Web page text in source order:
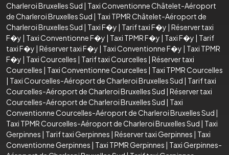
Charleroi Bruxelles Sud | Taxi Conventionne Châtelet-Aéroport
de Charleroi Bruxelles Sud | Taxi TPMR Châtelet-Aéroport de
Charleroi Bruxelles Sud | Taxi F�y | Tarif taxi F�y | Réserver taxi
F�y | Taxi Conventionne F�y | Taxi TPMR F�y | Taxi F�y | Tarif
taxi F�y | Réserver taxi F�y | Taxi Conventionne F�y | Taxi TPMR
F�y | Taxi Courcelles | Tarif taxi Courcelles | Réserver taxi
Courcelles | Taxi Conventionne Courcelles | Taxi TPMR Courcelles
| Taxi Courcelles-Aéroport de Charleroi Bruxelles Sud | Tarif taxi
Courcelles-Aéroport de Charleroi Bruxelles Sud | Réserver taxi
Courcelles-Aéroport de Charleroi Bruxelles Sud | Taxi
Conventionne Courcelles-Aéroport de Charleroi Bruxelles Sud |
Taxi TPMR Courcelles-Aéroport de Charleroi Bruxelles Sud | Taxi
Gerpinnes | Tarif taxi Gerpinnes | Réserver taxi Gerpinnes | Taxi
Conventionne Gerpinnes | Taxi TPMR Gerpinnes | Taxi Gerpinnes-